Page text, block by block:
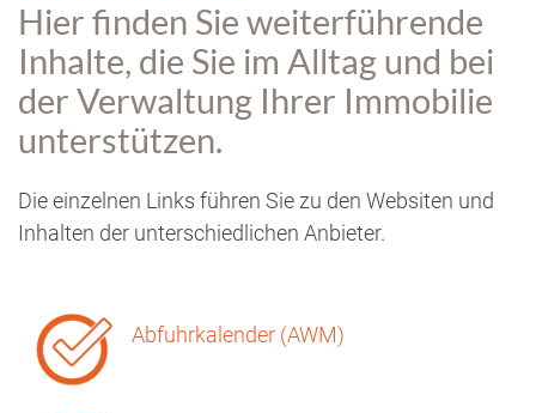
Hier finden Sie weiterführende
Inhalte, die Sie im Alltag und bei
der Verwaltung Ihrer Immobilie
unterstützen.
Die einzelnen Links führen Sie zu den Websiten und
Inhalten der unterschiedlichen Anbieter.
Abfuhrkalender (AWM)